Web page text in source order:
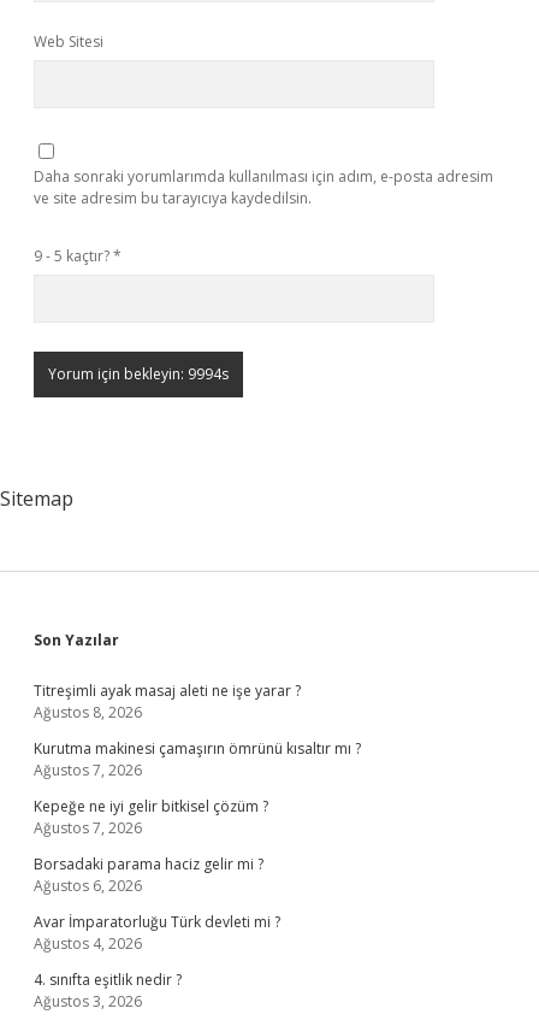
Web Sitesi
Daha sonraki yorumlarımda kullanılması için adım, e-posta adresim
ve site adresim bu tarayıcıya kaydedilsin.
9 - 5 kaçtır?*
Sitemap
Sidebar
Son Yazılar
Titreşimli ayak masaj aleti ne işe yarar ?
Ağustos 8, 2026
Kurutma makinesi çamaşırın ömrünü kısaltır mı ?
Ağustos 7, 2026
Kepeğe ne iyi gelir bitkisel çözüm ?
Ağustos 7, 2026
Borsadaki parama haciz gelir mi ?
Ağustos 6, 2026
Avar İmparatorluğu Türk devleti mi ?
Ağustos 4, 2026
4. sınıfta eşitlik nedir ?
Ağustos 3, 2026